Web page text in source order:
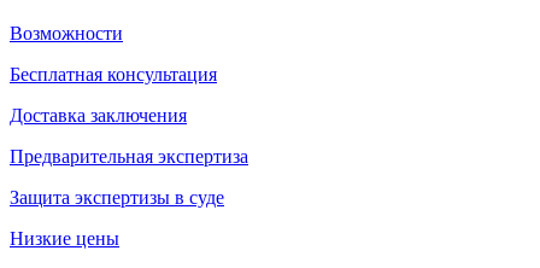
Возможности
Бесплатная консультация
Доставка заключения
Предварительная экспертиза
Защита экспертизы в суде
Низкие цены